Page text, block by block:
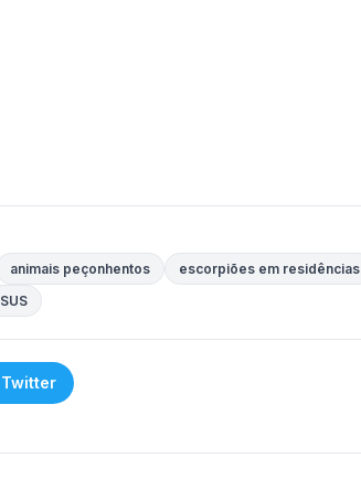
animais peçonhentos escorpiões em residências
SUS
Twitter